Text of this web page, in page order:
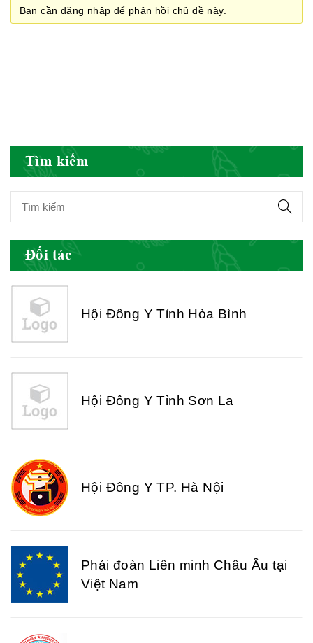
Bạn cần đăng nhập để phản hồi chủ đề này.
Tìm kiếm
Đối tác
Hội Đông Y Tỉnh Yên Bái
Hội Đông Y Tỉnh Hòa Bình
Hội Đông Y Tỉnh Sơn La
Hội Đông Y TP. Hà Nội
Phái đoàn Liên minh Châu Âu tại
Việt Nam